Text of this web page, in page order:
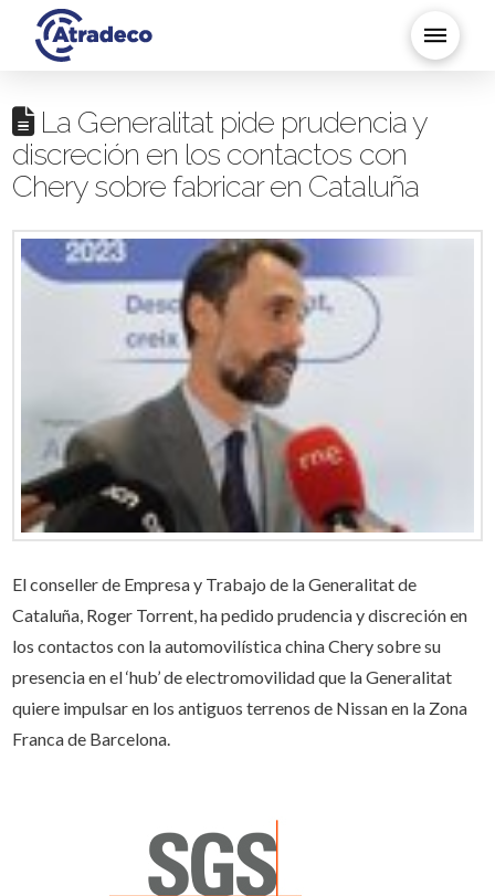
La Generalitat pide prudencia y
discreción en los contactos con
Chery sobre fabricar en Cataluña
El conseller de Empresa y Trabajo de la Generalitat de
Cataluña, Roger Torrent, ha pedido prudencia y discreción en
los contactos con la automovilística china Chery sobre su
presencia en el ‘hub’ de electromovilidad que la Generalitat
quiere impulsar en los antiguos terrenos de Nissan en la Zona
Franca de Barcelona.